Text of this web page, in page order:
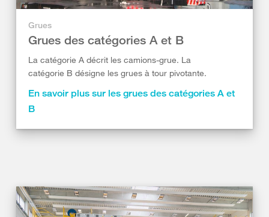
Grues
Grues des catégories A et B
La catégorie A décrit les camions-grue. La
catégorie B désigne les grues à tour pivotante.
En savoir plus sur les grues des catégories A et
B